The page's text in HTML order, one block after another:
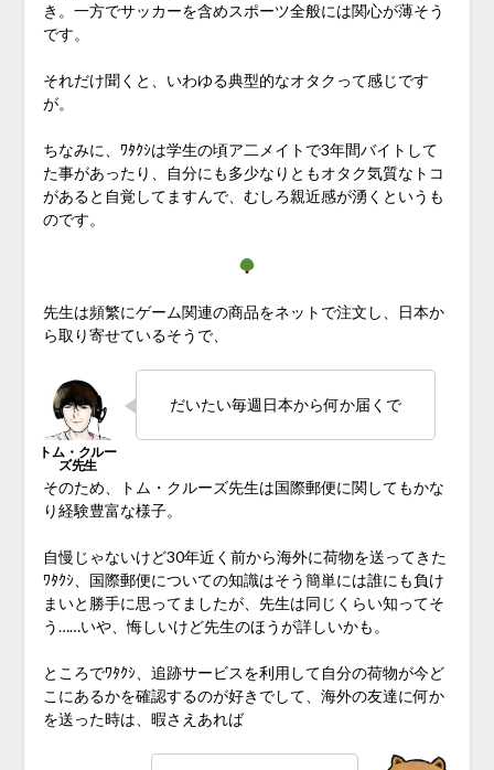
き。一方でサッカーを含めスポーツ全般には関心が薄そう
です。
それだけ聞くと、いわゆる典型的なオタクって感じです
が。
ちなみに、ﾜﾀｸｼは学生の頃ア二メイトで3年間バイトして
た事があったり、自分にも多少なりともオタク気質なトコ
があると自覚してますんで、むしろ親近感が湧くというも
のです。
先生は頻繁にゲーム関連の商品をネットで注文し、日本か
ら取り寄せているそうで、
だいたい毎週日本から何か届くで
そのため、トム・クルーズ先生は国際郵便に関してもかな
り経験豊富な様子。
自慢じゃないけど30年近く前から海外に荷物を送ってきた
ﾜﾀｸｼ、国際郵便についての知識はそう簡単には誰にも負け
まいと勝手に思ってましたが、先生は同じくらい知ってそ
う……いや、悔しいけど先生のほうが詳しいかも。
ところでﾜﾀｸｼ、追跡サービスを利用して自分の荷物が今ど
こにあるかを確認するのが好きでして、海外の友達に何か
を送った時は、暇さえあれば